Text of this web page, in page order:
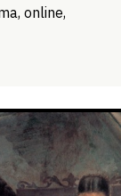
online,